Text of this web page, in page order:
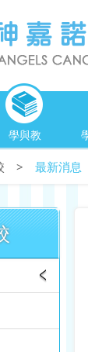
學與教
> 最新消息